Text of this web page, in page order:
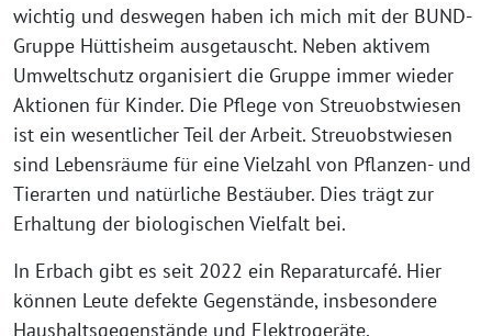
wichtig und deswegen haben ich mich mit der BUND-
Gruppe Hüttisheim ausgetauscht. Neben aktivem
Umweltschutz organisiert die Gruppe immer wieder
Aktionen für Kinder. Die Pflege von Streuobstwiesen
ist ein wesentlicher Teil der Arbeit. Streuobstwiesen
sind Lebensräume für eine Vielzahl von Pflanzen- und
Tierarten und natürliche Bestäuber. Dies trägt zur
Erhaltung der biologischen Vielfalt bei.
In Erbach gibt es seit 2022 ein Reparaturcafé. Hier
können Leute defekte Gegenstände, insbesondere
Haushaltsgegenstände und Elektrogeräte,